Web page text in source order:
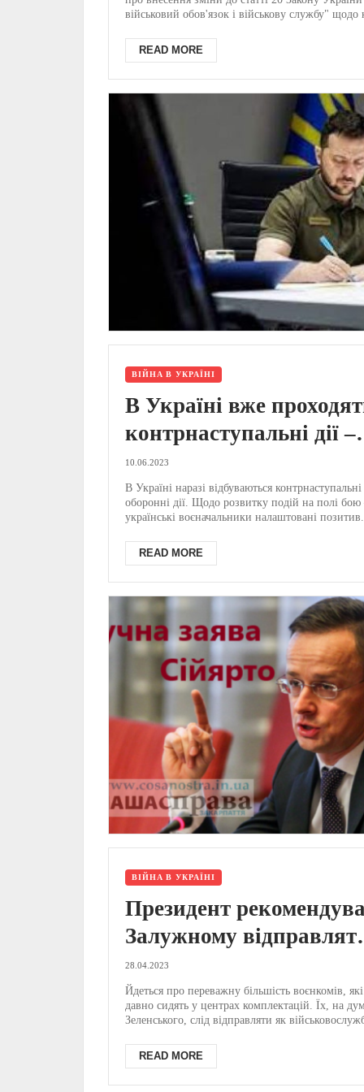
звання: Закон
Президентом
військовий обов'язок і військову службу" щодо
READ MORE
ВІЙНА В УКРАЇНІ
В Україні вже
контрнаступальні дії –
Президент Зеленський
10.06.2023
В Україні наразі відбуваються контрнаступальні
оборонні дії. Щодо розвитку подій на полі бою
українські воєначальники налаштовані
READ MORE
ВІЙНА В УКРАЇНІ
Президент
Залужному
тилових воєнкомів на
фронт — Міністр
28.04.2023
Йдеться про переважну більшість воєнкомів, які
давно сидять у центрах комплектацій. Їх, на
Зеленського, слід відправляти як
READ MORE